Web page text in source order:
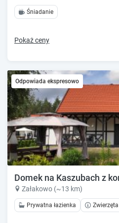
Śniadanie
Pokaż ceny
Odpowiada ekspresowo
Domek na Kaszubach z
Załakowo (~13 km)
Prywatna łazienka